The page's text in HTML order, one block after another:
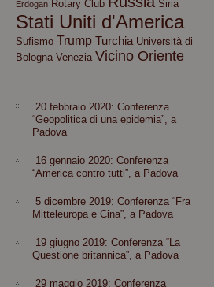
Erdogan Rotary Club Siria
Stati Uniti d'America
Sufismo Trump Turchia Università di
Bologna Venezia Vicino Oriente
20 febbraio 2020: Conferenza
“Geopolitica di una epidemia”, a
Padova
16 gennaio 2020: Conferenza
“America contro tutti”, a Padova
5 dicembre 2019: Conferenza “Fra
Mitteleuropa e Cina”, a Padova
19 giugno 2019: Conferenza “La
Questione britannica”, a Padova
29 maggio 2019: Conferenza